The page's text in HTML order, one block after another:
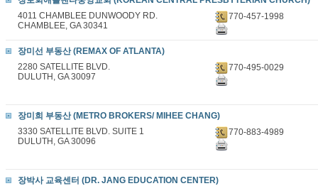
4011 CHAMBLEE DUNWOODY RD.
CHAMBLEE, GA 30341
770-457-1998
장미선 부동산 (REMAX OF ATLANTA)
2280 SATELLITE BLVD.
DULUTH, GA 30097
770-495-0029
장미희 부동산 (METRO BROKERS/ MIHEE CHANG)
3330 SATELLITE BLVD. SUITE 1
DULUTH, GA 30096
770-883-4989
장박사 교육센터 (DR. JANG EDUCATION CENTER)